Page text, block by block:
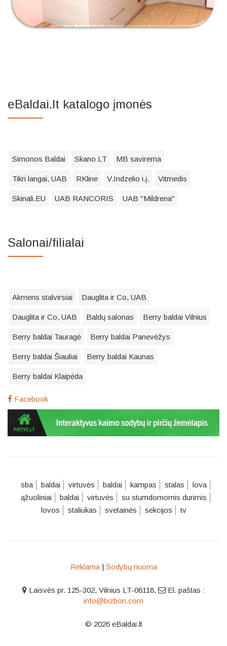
eBaldai.lt katalogo įmonės
Simonos Baldai Skano LT MB savirema
Tikri langai, UAB RKline V.Indzelio i.į. Vitmedis
Skinali.EU UAB RANCORIS UAB "Mildrena"
Salonai/filialai
Akmens stalvirsiai Dauglita ir Co, UAB
Dauglita ir Co, UAB Baldų salonas Berry baldai Vilnius
Berry baldai Tauragė Berry baldai Panevėžys
Berry baldai Šiauliai Berry baldai Kaunas
Berry baldai Klaipėda
Facebook
sba baldai virtuvės baldai kampas stalas
lova
ąžuoliniai
baldai virtuvės
su stumdomomis durimis
lovos
staliukas svetainės sekcijos tv
Reklama| Sodybų nuoma
Laisvės pr. 125-302, Vilnius LT-06118,
El. paštas :
info@bizbon.com
© 2026 eBaldai.lt